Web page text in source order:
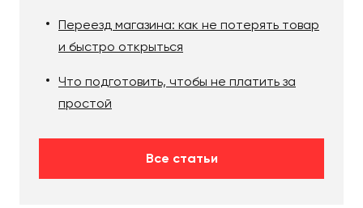
Переезд магазина: как не потерять товар
и быстро открыться
Что подготовить, чтобы не платить за
простой
Все статьи